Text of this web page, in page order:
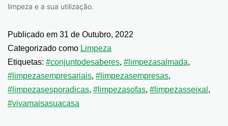
limpeza e a sua utilização.
Publicado em 31 de Outubro, 2022
Categorizado como Limpeza
Etiquetas: #conjuntodesaberes, #limpezasalmada,
#limpezasempresariais, #limpezasempresas,
#limpezasesporadicas, #limpezasofas, #limpezasseixal ,
#vivamaisasuacasa